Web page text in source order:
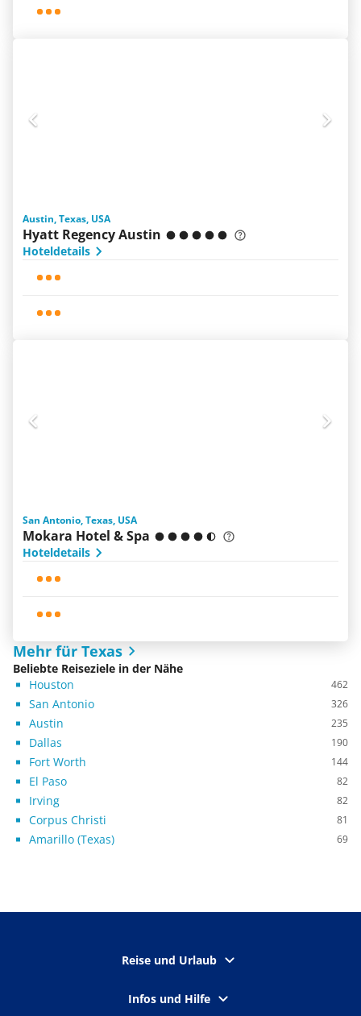
Austin, Texas, USA
Hyatt Regency Austin
Hoteldetails
San Antonio, Texas, USA
Mokara Hotel & Spa
Hoteldetails
Mehr für Texas
Beliebte Reiseziele in der Nähe
Houston
462
San Antonio 326
Austin 235
Dallas 190
Fort Worth 144
El Paso 82
Irving 82
Corpus Christi 81
Amarillo (Texas) 69
Reise und Urlaub
Infos und Hilfe